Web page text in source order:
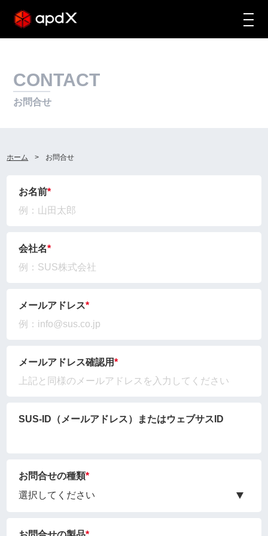
CONTACT
お問合せ
ホーム お問合せ
お名前
会社名
メールアドレス
メールアドレス確認用
SUS-ID（メールアドレス） またはウェブサスID
お問合せの種類